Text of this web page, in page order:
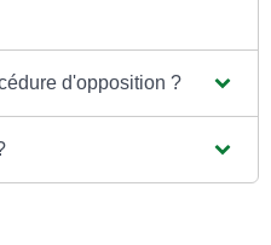
d'opposition ?